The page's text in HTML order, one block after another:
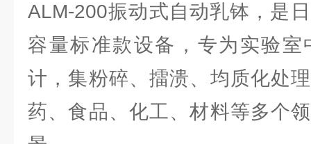
ALM-200振动式自动乳钵，是
容量标准款设备，专为实验
计，集粉碎、擂溃、均质化处
药、食品、化工、材料等多个